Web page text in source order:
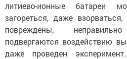
литиево-ионные батареи
загореться, даже
повреждены,
подвергаются воздействию
даже проведен